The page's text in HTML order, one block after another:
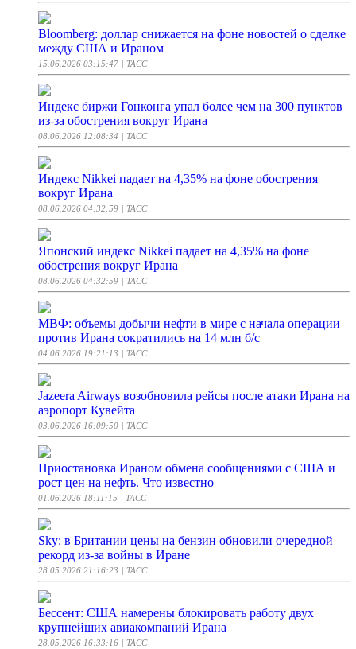
Bloomberg: доллар снижается на фоне новостей о сделке
между США и Ираном
15.06.2026 03:15:47 | ТАСС
Индекс биржи Гонконга упал более чем на 300 пунктов
из-за обострения вокруг Ирана
08.06.2026 12:08:34 | ТАСС
Индекс Nikkei падает на 4,35% на фоне обострения
вокруг Ирана
08.06.2026 04:32:59 | ТАСС
Японский индекс Nikkei падает на 4,35% на фоне
обострения вокруг Ирана
08.06.2026 04:32:59 | ТАСС
МВФ: объемы добычи нефти в мире с начала операции
против Ирана сократились на 14 млн б/с
04.06.2026 19:21:13 | ТАСС
Jazeera Airways возобновила рейсы после атаки Ирана на
аэропорт Кувейта
03.06.2026 16:09:50 | ТАСС
Приостановка Ираном обмена сообщениями с США и
рост цен на нефть. Что известно
01.06.2026 18:11:15 | ТАСС
Sky: в Британии цены на бензин обновили очередной
рекорд из-за войны в Иране
28.05.2026 21:16:23 | ТАСС
Бессент: США намерены блокировать работу двух
крупнейших авиакомпаний Ирана
28.05.2026 16:33:16 | ТАСС